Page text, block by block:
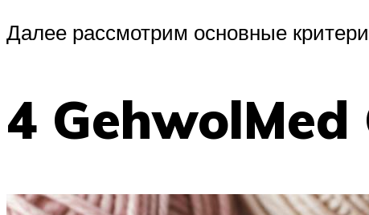
Далее рассмотрим основные
4 GehwolMed